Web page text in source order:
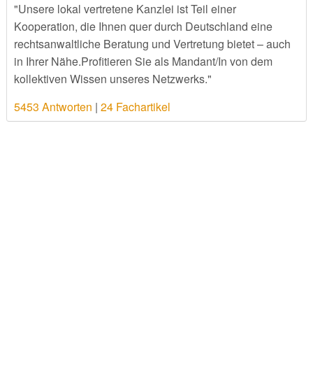
"Unsere lokal vertretene Kanzlei ist Teil einer
Kooperation, die Ihnen quer durch Deutschland eine
rechtsanwaltliche Beratung und Vertretung bietet – auch
in Ihrer Nähe.Profitieren Sie als Mandant/In von dem
kollektiven Wissen unseres Netzwerks."
5453 Antworten | 24 Fachartikel